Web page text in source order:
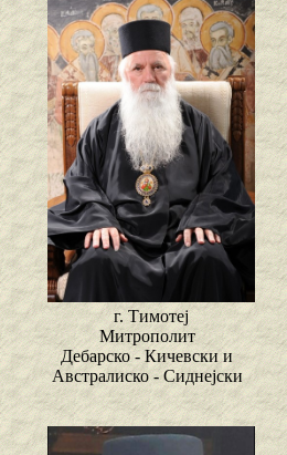
г. Тимотеј
Митрополит
Дебарско - Кичевски и
Австралиско - Сиднејски